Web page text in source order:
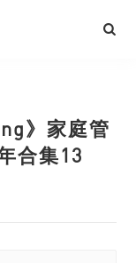
》家庭管
合集13